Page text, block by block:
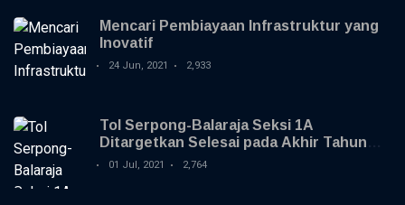
Mencari Pembiayaan Infrastruktur yang
Inovatif
24 Jun, 2021 2,933
Tol Serpong-Balaraja Seksi 1A
Ditargetkan Selesai pada Akhir Tahun
2021
01 Jul, 2021 2,764